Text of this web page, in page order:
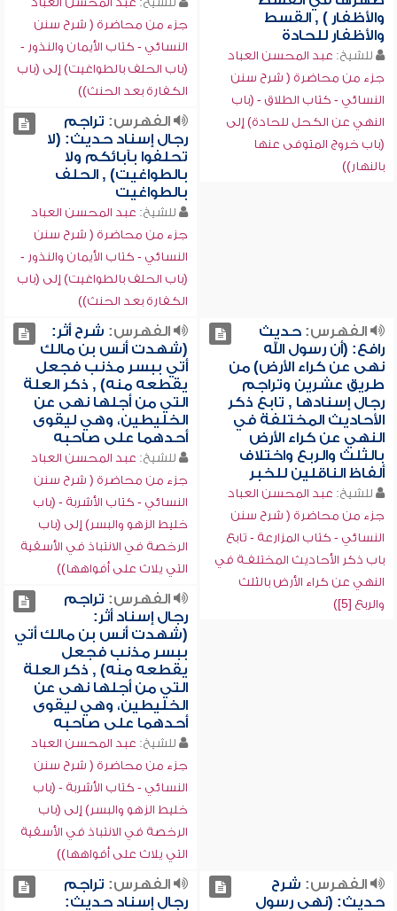
والأظفار ) , القسط
والأظفار للحادة
للشيخ: عبد المحسن العباد
جزء من محاضرة ( شرح سنن
النسائي - كتاب الطلاق - (باب
النهي عن الكحل للحادة) إلى
(باب خروج المتوفى عنها
بالنهار))
جزء من محاضرة ( شرح سنن
النسائي - كتاب الأيمان والنذور -
(باب الحلف بالطواغيت) إلى (باب
الكفارة بعد الحنث))
الفهرس: تراجم
رجال إسناد حديث: (لا
تحلفوا بآبائكم ولا
بالطواغيت) , الحلف
بالطواغيت
للشيخ: عبد المحسن العباد
جزء من محاضرة ( شرح سنن
النسائي - كتاب الأيمان والنذور -
(باب الحلف بالطواغيت) إلى (باب
الكفارة بعد الحنث))
الفهرس:حديث
رافع: (أن رسول الله
نهى عن كراء الأرض) من
طريق عشرين وتراجم
رجال إسنادها , تابع ذكر
الأحاديث المختلفة في
النهي عن كراء الأرض
بالثلث والربع واختلاف
ألفاظ الناقلين للخبر
للشيخ: عبد المحسن العباد
جزء من محاضرة ( شرح سنن
النسائي - كتاب المزارعة - تابع
باب ذكر الأحاديث المختلفـة في
النهي عن كراء الأرض بالثلث
والربع [5])
الفهرس: شرح أثر:
(شهدت أنس بن مالك
أتي ببسر مذنب فجعل
يقطعه منه) , ذكر العلة
التي من أجلها نهى عن
الخليطين، وهي ليقوى
أحدهما على صاحبه
للشيخ: عبد المحسن العباد
جزء من محاضرة ( شرح سنن
النسائي - كتاب الأشربة - (باب
خليط الزهو والبسر) إلى (باب
الرخصة في الانتباذ في الأسقية
التي يلاث على أفواهها))
الفهرس: تراجم
رجال إسناد أثر:
(شهدت أنس بن مالك أتي
ببسر مذنب فجعل
يقطعه منه) , ذكر العلة
التي من أجلها نهى عن
الخليطين، وهي ليقوى
أحدهما على صاحبه
للشيخ: عبد المحسن العباد
جزء من محاضرة ( شرح سنن
النسائي - كتاب الأشربة - (باب
خليط الزهو والبسر) إلى (باب
الرخصة في الانتباذ في الأسقية
التي يلاث على أفواهها))
الفهرس: شرح
حديث: (نهى رسول
الفهرس: تراجم
رجال إسناد حديث: